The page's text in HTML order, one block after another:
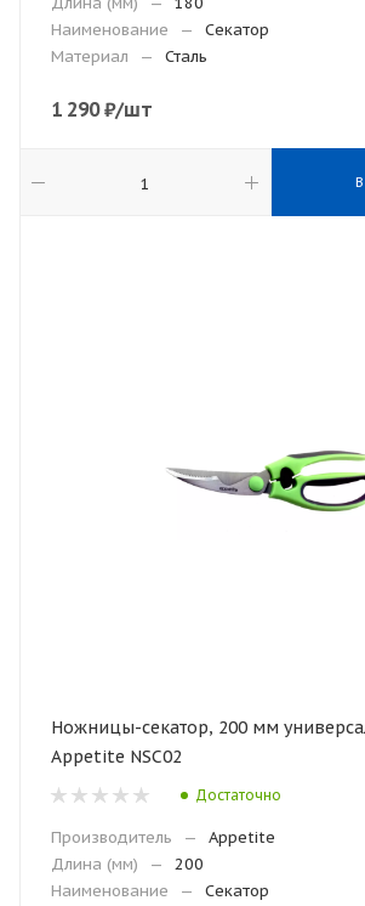
Наименование
—
Секатор
Материал
— Сталь
1 290₽/шт
Ножницы-секатор, 200 мм
Appetite NSC02
Достаточно
Производитель —
Appetite
Длина (мм)
—
200
Наименование
—
Секатор